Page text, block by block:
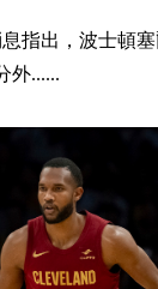
指出，波士頓
外......